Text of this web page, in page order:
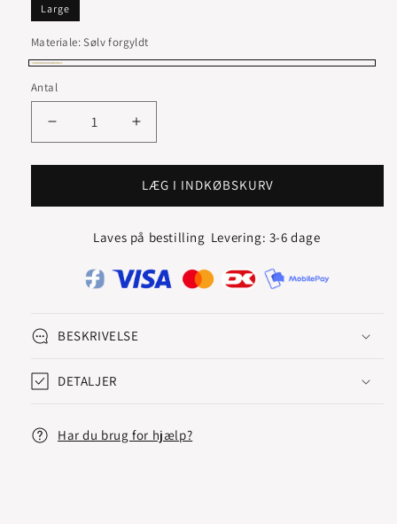
Large
Materiale:Sølv forgyldt
forgyldt
Antal
Reducer
antallet
for
VEDHÆNG
Øg
antallet
for
MOUNTAIN
VEDHÆNG
LÆG I INDKØBSKURV
Laves på bestilling Levering: 3-6 dage
BESKRIVELSE
DETALJER
Har du brug for hjælp?